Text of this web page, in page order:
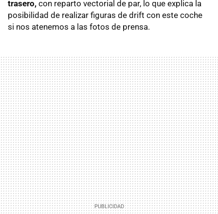
trasero, con reparto vectorial de par, lo que explica la
posibilidad de realizar figuras de drift con este coche
si nos atenemos a las fotos de prensa.